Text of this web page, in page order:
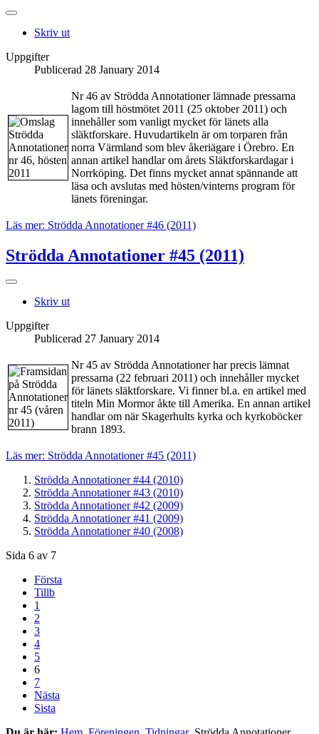
Skriv ut
Uppgifter
Publicerad 28 January 2014
Nr 46 av Strödda Annotationer lämnade pressarna
lagom till höstmötet 2011 (25 oktober 2011) och
innehåller som vanligt mycket för länets alla
släktforskare. Huvudartikeln är om torparen från
norra Värmland som blev åkeriägare i Örebro. En
annan artikel handlar om årets Släktforskardagar i
Norrköping. Det finns mycket annat spännande att
läsa och avslutas med hösten/vinterns program för
länets föreningar.
Läs mer: Strödda Annotationer #46 (2011)
Strödda Annotationer #45 (2011)
Skriv ut
Uppgifter
Publicerad 27 January 2014
Nr 45 av Strödda Annotationer har precis lämnat
pressarna (22 februari 2011) och innehåller mycket
för länets släktforskare. Vi finner bl.a. en artikel med
titeln Min Mormor åkte till Amerika. En annan artikel
handlar om när Skagerhults kyrka och kyrkoböcker
brann 1893.
Läs mer: Strödda Annotationer #45 (2011)
Strödda Annotationer #44 (2010)
Strödda Annotationer #43 (2010)
Strödda Annotationer #42 (2009)
Strödda Annotationer #41 (2009)
Strödda Annotationer #40 (2008)
Sida 6 av 7
Första
Tillb
1
2
3
4
5
6
7
Nästa
Sista